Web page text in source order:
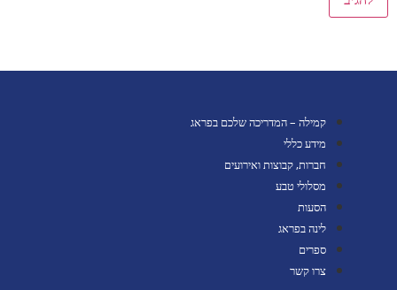
קמילה – המדריכה שלכם בפראג
מידע כללי
חברות, קבוצות ואירועים
מסלולי טבע
הסעות
לינה בפראג
ספרים
צרו קשר